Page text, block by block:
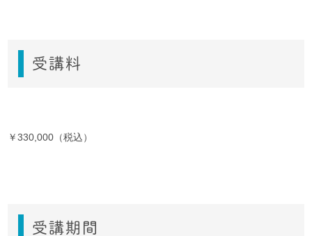
受講料
￥330,000（税込）
受講期間